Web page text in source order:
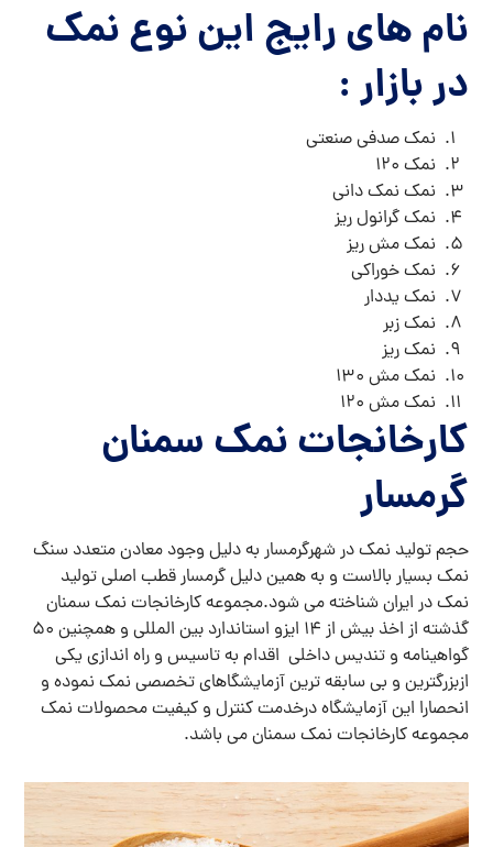
نام های رایج این نوع نمک
در بازار :
نمک صدفی صنعتی
نمک ۱۲۰
نمک نمک دانی
نمک گرانول ریز
نمک مش ریز
نمک خوراکی
نمک یددار
نمک زبر
نمک ریز
نمک مش ۱۳۰
نمک مش ۱۲۰
کارخانجات نمک سمنان
گرمسار
حجم تولید نمک در شهرگرمسار به دلیل وجود معادن متعدد سنگ
نمک بسیار بالاست و به همین دلیل گرمسار قطب اصلی تولید
نمک در ایران شناخته می شود.مجموعه کارخانجات نمک سمنان
گذشته از اخذ بیش از ۱۴ ایزو استاندارد بین المللی و همچنین ۵۰
گواهینامه و تندیس داخلی اقدام به تاسیس و راه اندازی یکی
ازبزرگترین و بی سابقه ترین آزمایشگاهای تخصصی نمک نموده و
انحصارا این آزمایشگاه درخدمت کنترل و کیفیت محصولات نمک
مجموعه کارخانجات نمک سمنان می باشد.